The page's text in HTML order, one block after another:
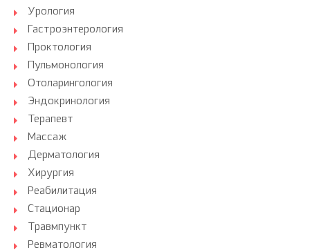
Урология
Гастроэнтерология
Проктология
Пульмонология
Отоларингология
Эндокринология
Терапевт
Массаж
Дерматология
Хирургия
Реабилитация
Стационар
Травмпункт
Ревматология